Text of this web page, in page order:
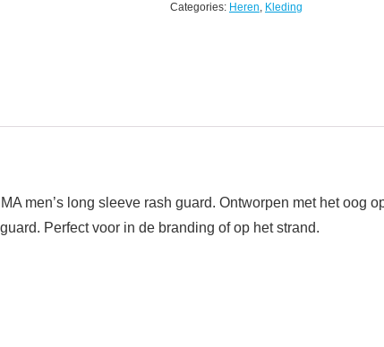
Categories: Heren, Kleding
men’s long sleeve rash guard. Ontworpen met het oog
Perfect voor in de branding of op het strand.